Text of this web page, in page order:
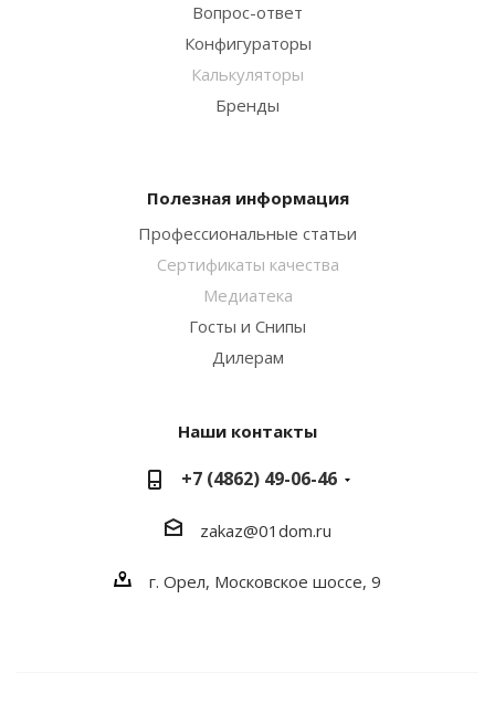
Вопрос-ответ
Конфигураторы
Калькуляторы
Бренды
Полезная информация
Профессиональные статьи
Сертификаты качества
Медиатека
Госты и Снипы
Дилерам
Наши контакты
+7 (4862) 49-06-46
zakaz@01dom.ru
г. Орел, Московское шоссе, 9